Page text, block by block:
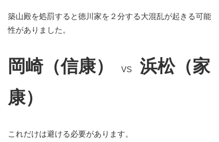
築山殿を処罰すると徳川家を２分する大混乱が起きる可能
性がありました。
岡崎（信康） VS 浜松（家
康）
これだけは避ける必要があります。